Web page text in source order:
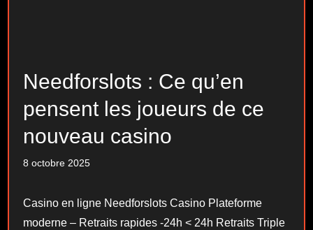
Needforslots : Ce qu’en
pensent les joueurs de ce
nouveau casino
8 octobre 2025
Casino en ligne Needforslots Casino Plateforme
moderne – Retraits rapides -24h < 24h Retraits Triple